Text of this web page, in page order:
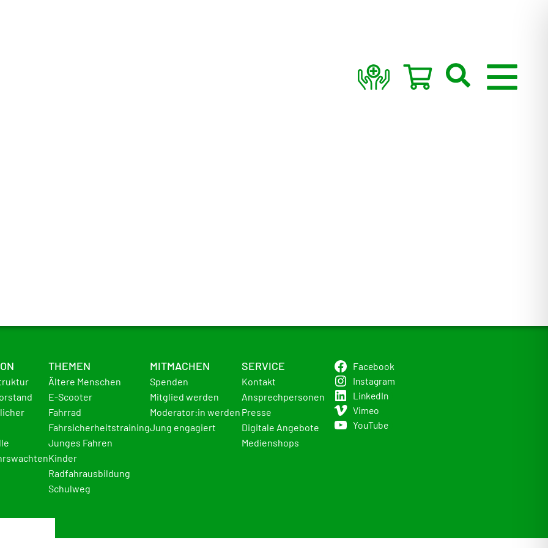
Suchen
THEMEN
Ältere Menschen
E-Scooter
Fahrrad
Fahrsicherheitstraining
Junges Fahren
Kinder
Radfahrausbildung
Schulweg
MITMACHEN
Spenden
Mitglied werden
Moderator:in werden
Jung engagiert
SERVICE
Kontakt
Ansprechpersonen
Presse
Digitale Angebote
Medienshops
Facebook
Instagram
LinkedIn
Vimeo
YouTube